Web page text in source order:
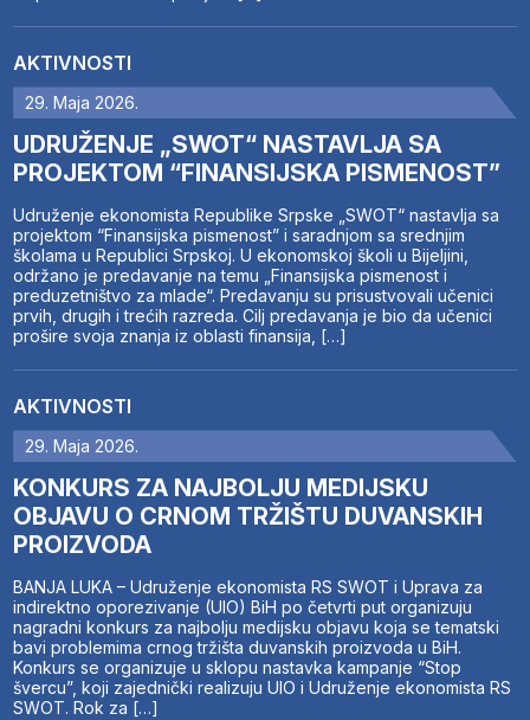
AKTIVNOSTI
29. Maja 2026.
UDRUŽENJE „SWOT“ NASTAVLJA SA
PROJEKTOM “FINANSIJSKA PISMENOST”
Udruženje ekonomista Republike Srpske „SWOT“ nastavlja sa
projektom “Finansijska pismenost” i saradnjom sa srednjim
školama u Republici Srpskoj. U ekonomskoj školi u Bijeljini,
održano je predavanje na temu „Finansijska pismenost i
preduzetništvo za mlade“. Predavanju su prisustvovali učenici
prvih, drugih i trećih razreda. Cilj predavanja je bio da učenici
prošire svoja znanja iz oblasti finansija, […]
AKTIVNOSTI
29. Maja 2026.
KONKURS ZA NAJBOLJU MEDIJSKU
OBJAVU O CRNOM TRŽIŠTU DUVANSKIH
PROIZVODA
BANJA LUKA – Udruženje ekonomista RS SWOT i Uprava za
indirektno oporezivanje (UIO) BiH po četvrti put organizuju
nagradni konkurs za najbolju medijsku objavu koja se tematski
bavi problemima crnog tržišta duvanskih proizvoda u BiH.
Konkurs se organizuje u sklopu nastavka kampanje “Stop
švercu”, koji zajednički realizuju UIO i Udruženje ekonomista RS
SWOT. Rok za […]